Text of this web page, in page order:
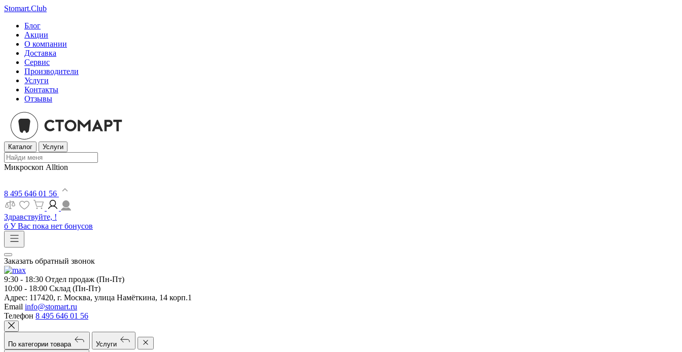
Stomart.Club
Блог
Акции
О компании
Доставка
Сервис
Производители
Услуги
Контакты
Отзывы
Каталог Услуги
Микроскоп Alltion
8 495 646 01 56
Здравствуйте, !
б У Вас пока нет бонусов
Заказать обратный звонок
9:30 - 18:30 Отдел продаж (Пн-Пт)
10:00 - 18:00 Склад (Пн-Пт)
Адрес: 117420, г. Москва, улица Намёткина, 14 корп.1
Email info@stomart.ru
Телефон 8 495 646 01 56
По категории товара Услуги